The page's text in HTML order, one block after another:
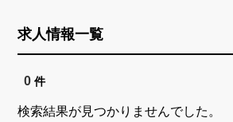
求人情報一覧
0 件
検索結果が見つかりませんでした。